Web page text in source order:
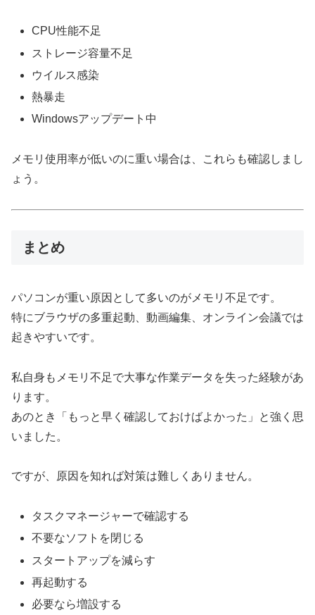
CPU性能不足
ストレージ容量不足
ウイルス感染
熱暴走
Windowsアップデート中
メモリ使用率が低いのに重い場合は、これらも確認しまし
ょう。
まとめ
パソコンが重い原因として多いのがメモリ不足です。
特にブラウザの多重起動、動画編集、オンライン会議では
起きやすいです。
私自身もメモリ不足で大事な作業データを失った経験があ
ります。
あのとき「もっと早く確認しておけばよかった」と強く思
いました。
ですが、原因を知れば対策は難しくありません。
タスクマネージャーで確認する
不要なソフトを閉じる
スタートアップを減らす
再起動する
必要なら増設する